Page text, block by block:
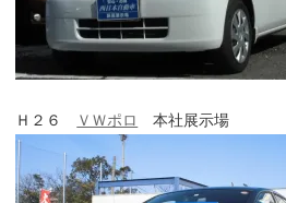
Ｈ２６ ＶＷポロ 本社展示場